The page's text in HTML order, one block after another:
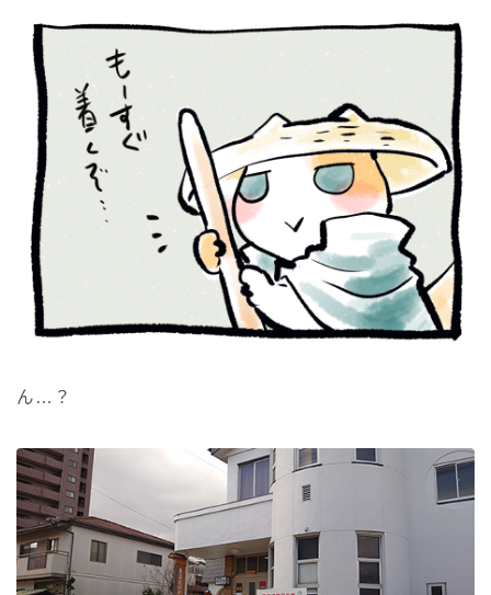
ん…？